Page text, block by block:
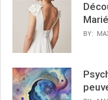
BY: